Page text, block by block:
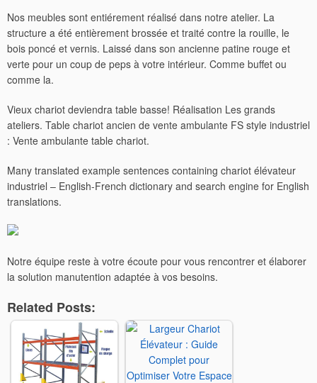
Nos meubles sont entiérement réalisé dans notre atelier. La
structure a été entièrement brossée et traité contre la rouille, le
bois poncé et vernis. Laissé dans son ancienne patine rouge et
verte pour un coup de peps à votre intérieur. Comme buffet ou
comme la.
Vieux chariot deviendra table basse! Réalisation Les grands
ateliers. Table chariot ancien de vente ambulante FS style industriel
: Vente ambulante table chariot.
Many translated example sentences containing chariot élévateur
industriel – English-French dictionary and search engine for English
translations.
Notre équipe reste à votre écoute pour vous rencontrer et élaborer
la solution manutention adaptée à vos besoins.
Related Posts: